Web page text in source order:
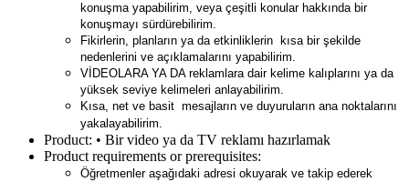
konuşma yapabilirim, veya çeşitli konular hakkında bir
konuşmayı sürdürebilirim.
Fikirlerin, planların ya da etkinliklerin kısa bir şekilde
nedenlerini ve açıklamalarını yapabilirim.
VİDEOLARA YA DA reklamlara dair kelime kalıplarını ya da
yüksek seviye kelimeleri anlayabilirim.
Kısa, net ve basit mesajların ve duyuruların ana noktalarını
yakalayabilirim.
Product: • Bir video ya da TV reklamı hazırlamak
Product requirements or prerequisites:
Öğretmenler aşağıdaki adresi okuyarak ve takip ederek